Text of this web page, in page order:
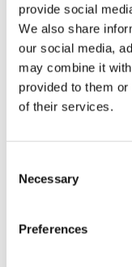
provide social
We also share
our social media,
may combine it
provided to them
of their services.
Selection
Necessary
Preferences
Historia
Kontaktuppgifter
Press
Nyhetsbrev
Växel och
må-fr kl. 9-16
09 616 211